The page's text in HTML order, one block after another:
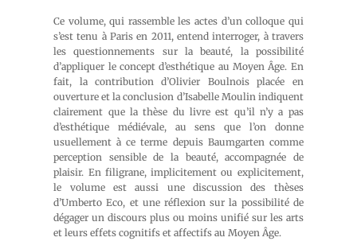
Ce volume, qui rassemble les actes d’un colloque qui
s’est tenu à Paris en 2011, entend interroger, à travers
les questionnements sur la beauté, la possibilité
d’appliquer le concept d’esthétique au Moyen Âge. En
fait, la contribution d’Olivier Boulnois placée en
ouverture et la conclusion d’Isabelle Moulin indiquent
clairement que la thèse du livre est qu’il n’y a pas
d’esthétique médiévale, au sens que l’on donne
usuellement à ce terme depuis Baumgarten comme
perception sensible de la beauté, accompagnée de
plaisir. En filigrane, implicitement ou explicitement,
le volume est aussi une discussion des thèses
d’Umberto Eco, et une réflexion sur la possibilité de
dégager un discours plus ou moins unifié sur les arts
et leurs effets cognitifs et affectifs au Moyen Âge.